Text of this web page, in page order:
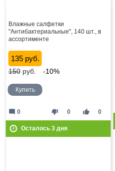
Влажные салфетки
"Антибактериальные", 140 шт., в
ассортименте
135 руб.
150руб. -10%
Купить
thumb_down 0 thumb_up 0
mode_comment 0
Осталось 3дня